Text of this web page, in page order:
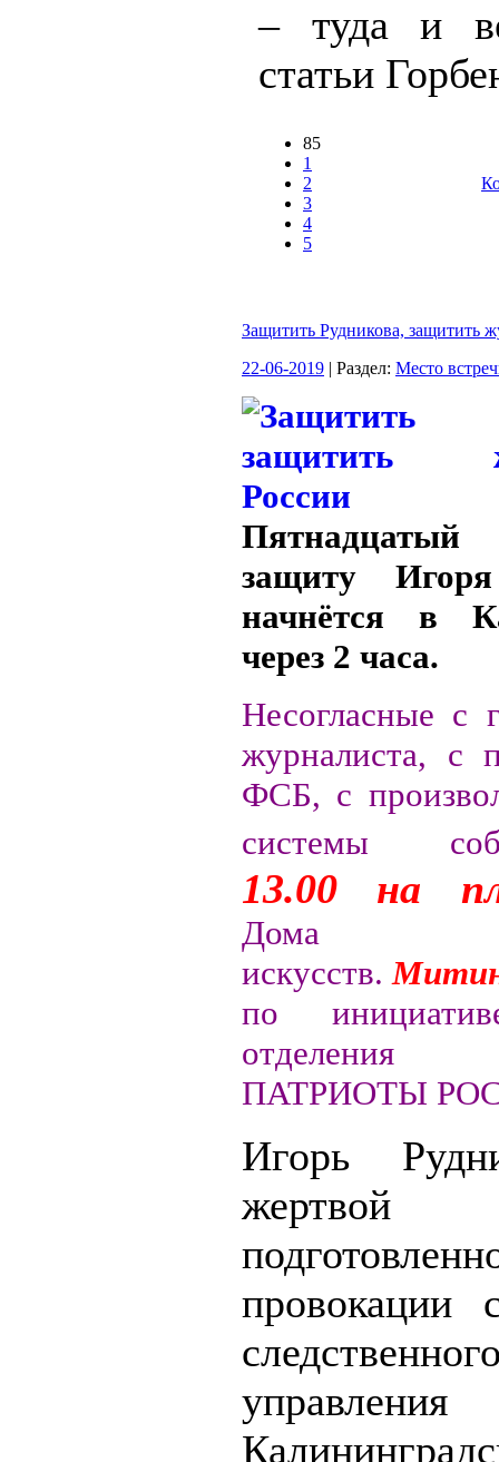
– туда и
статьи
85
1
2
3
4
5
Защитить Рудникова, защитить
22-06-2019 | Раздел: Место
защиту
начнётся в
через 2 часа.
Несогласные с
журналиста, с
ФСБ, с
системы
13.00 на
Дома
искусств.
по
ПАТРИОТЫ
Игорь
жертвой
провокации
управления